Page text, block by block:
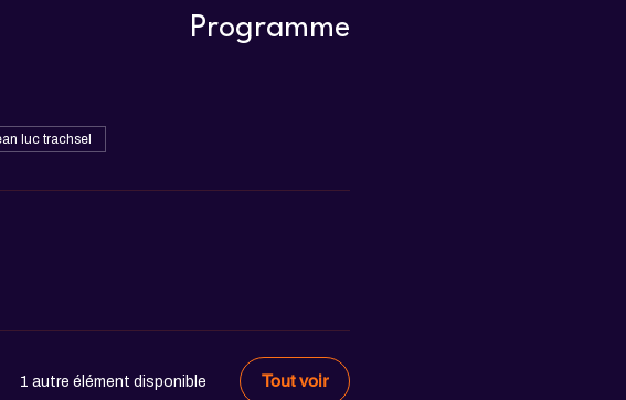
Programme
luc trachsel
1 autre élément disponible Tout voir